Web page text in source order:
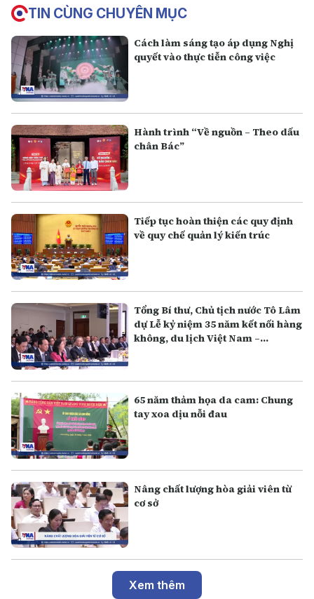
TIN CÙNG CHUYÊN MỤC
Cách làm sáng tạo áp dụng Nghị
quyết vào thực tiễn công việc
Hành trình “Về nguồn – Theo dấu
chân Bác”
Tiếp tục hoàn thiện các quy định
về quy chế quản lý kiến trúc
Tổng Bí thư, Chủ tịch nước Tô Lâm
dự Lễ kỷ niệm 35 năm kết nối hàng
không, du lịch Việt Nam –
65 năm thảm họa da cam: Chung
tay xoa dịu nỗi đau
Nâng chất lượng hòa giải viên từ
cơ sở
Xem thêm